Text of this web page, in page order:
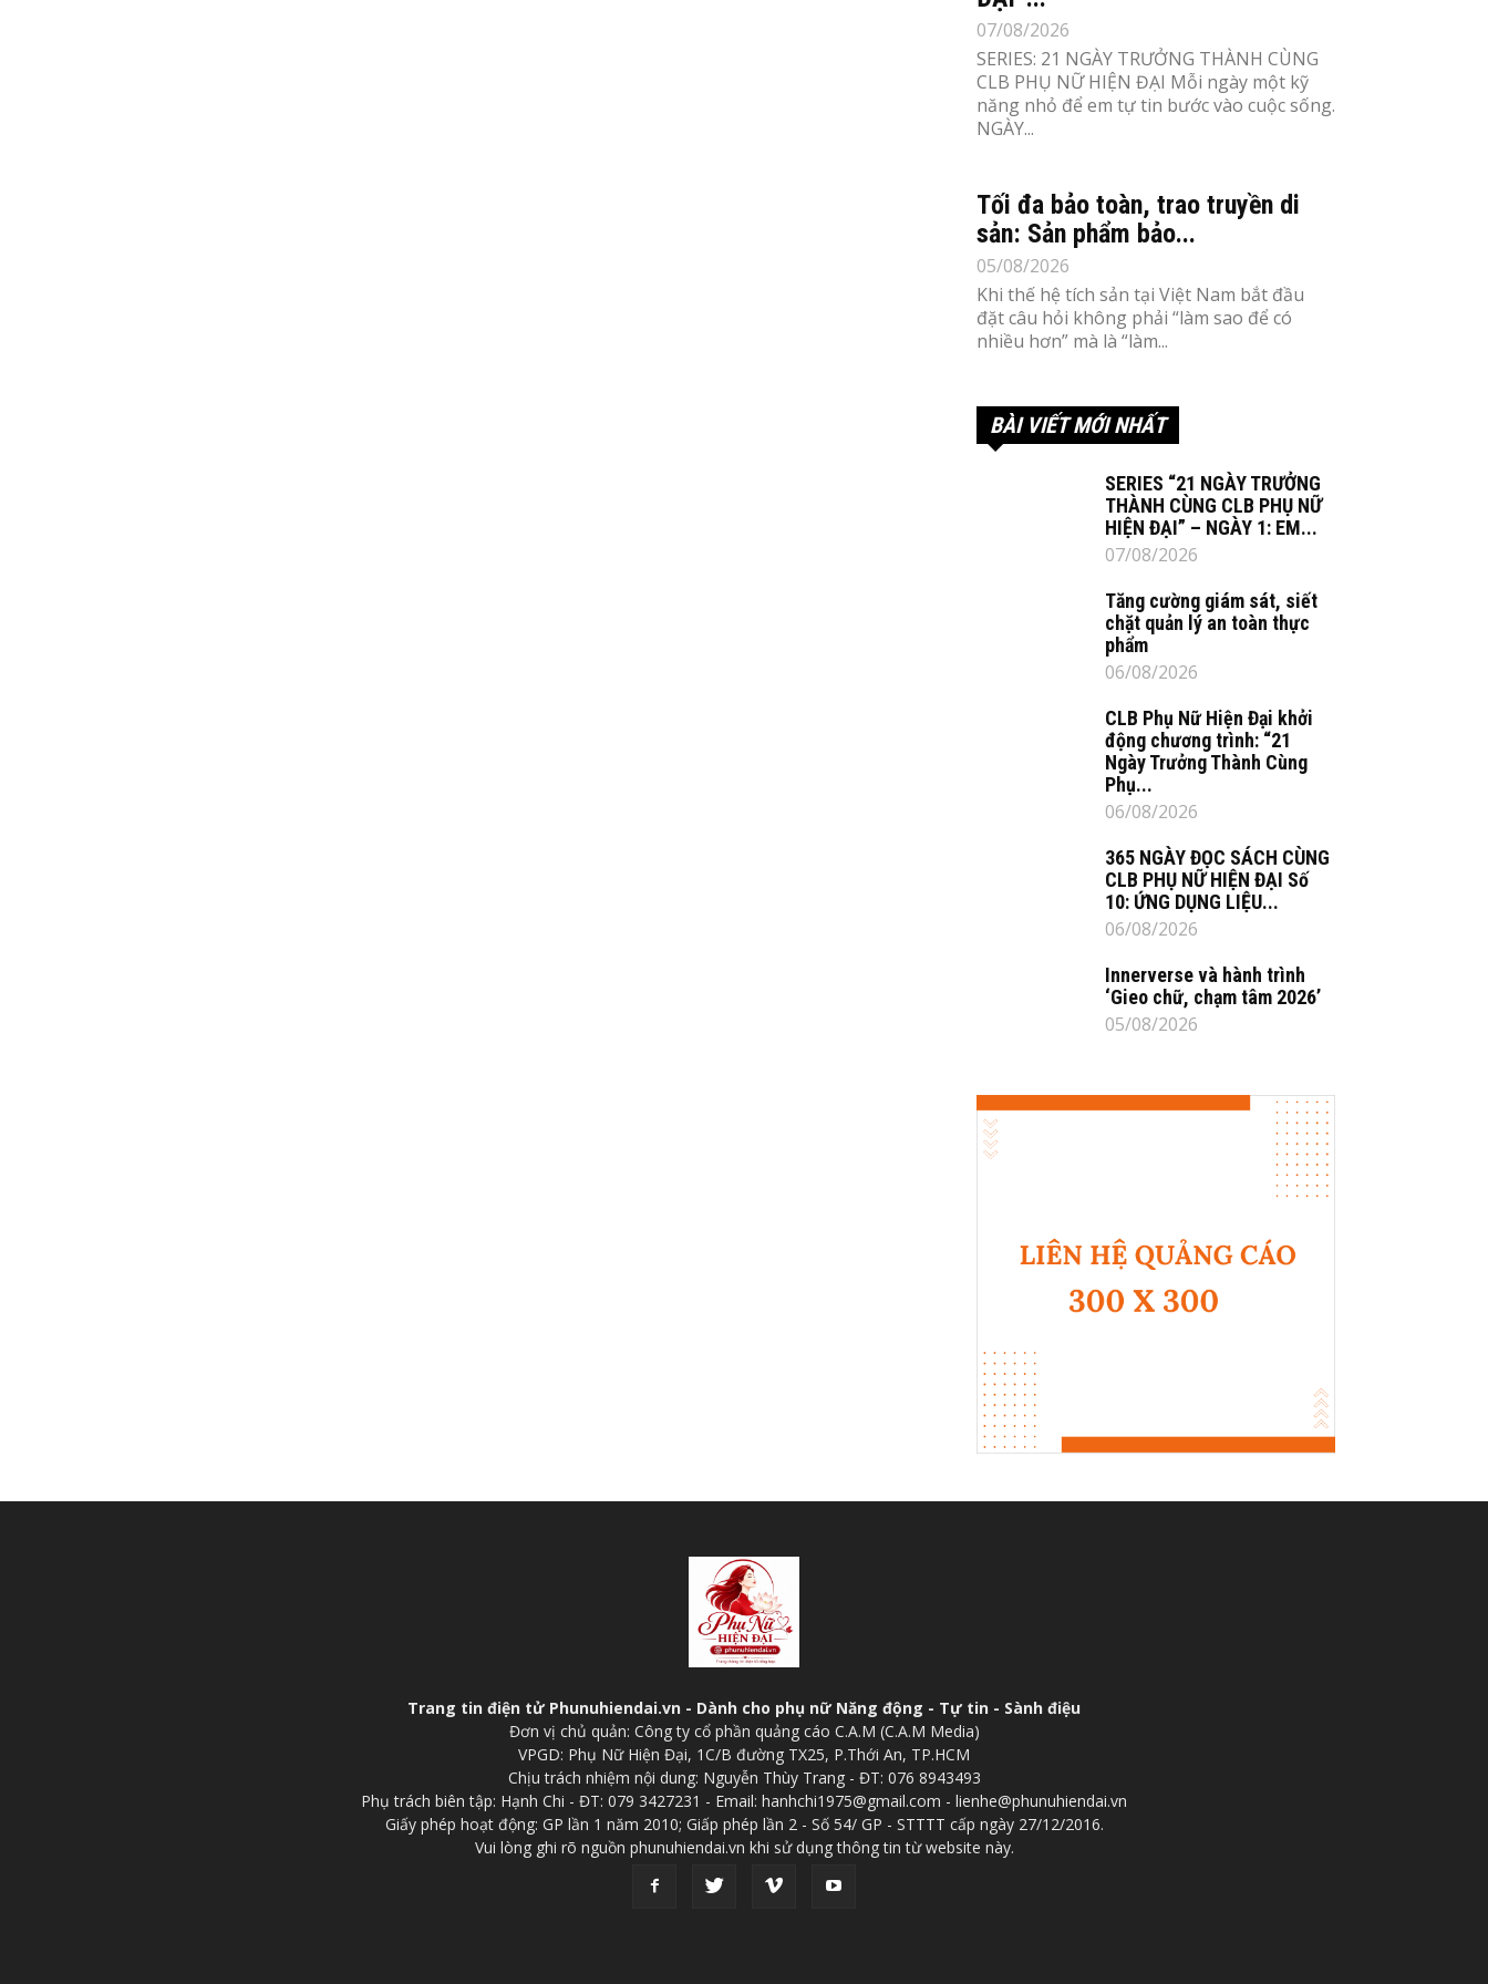
07/08/2026
SERIES: 21 NGÀY TRƯỞNG THÀNH CÙNG
CLB PHỤ NỮ HIỆN ĐẠI Mỗi ngày một kỹ
năng nhỏ để em tự tin bước vào cuộc sống.
NGÀY...
Tối đa bảo toàn, trao truyền di
sản: Sản phẩm bảo...
05/08/2026
Khi thế hệ tích sản tại Việt Nam bắt đầu
đặt câu hỏi không phải “làm sao để có
nhiều hơn” mà là “làm...
BÀI VIẾT MỚI NHẤT
SERIES “21 NGÀY TRƯỞNG
THÀNH CÙNG CLB PHỤ NỮ
HIỆN ĐẠI” – NGÀY 1: EM...
07/08/2026
Tăng cường giám sát, siết
chặt quản lý an toàn thực
phẩm
06/08/2026
CLB Phụ Nữ Hiện Đại khởi
động chương trình: “21
Ngày Trưởng Thành Cùng
Phụ...
06/08/2026
365 NGÀY ĐỌC SÁCH CÙNG
CLB PHỤ NỮ HIỆN ĐẠI Số
10: ỨNG DỤNG LIỆU...
06/08/2026
Innerverse và hành trình
‘Gieo chữ, chạm tâm 2026’
05/08/2026
Trang tin điện tử Phunuhiendai.vn - Dành cho phụ nữ Năng động - Tự tin - Sành điệu
Đơn vị chủ quản: Công ty cổ phần quảng cáo C.A.M (C.A.M Media)
VPGD: Phụ Nữ Hiện Đại, 1C/B đường TX25, P.Thới An, TP.HCM
Chịu trách nhiệm nội dung: Nguyễn Thùy Trang - ĐT: 076 8943493
Phụ trách biên tập: Hạnh Chi - ĐT: 079 3427231 - Email: hanhchi1975@gmail.com - lienhe@phunuhiendai.vn
Giấy phép hoạt động: GP lần 1 năm 2010; Giấp phép lần 2 - Số 54/ GP - STTTT cấp ngày 27/12/2016.
Vui lòng ghi rõ nguồn phunuhiendai.vn khi sử dụng thông tin từ website này.